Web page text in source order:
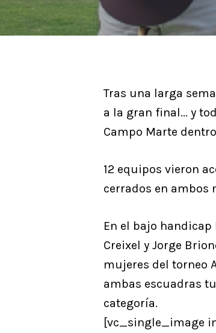
Hit enter to search or ESC to
Tras una larga
a la gran final... y
Campo Marte
12 equipos vieron
cerrados en ambos
En el bajo handicap
Creixel y Jorge
mujeres del torneo
ambas escuadras
categoría.
[vc_single_image